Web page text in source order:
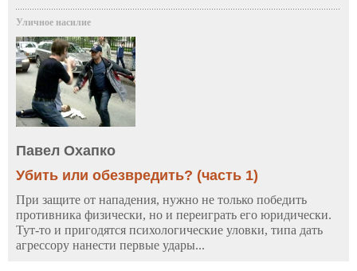
Уличное насилие
Павел Охапко
Убить или обезвредить? (часть 1)
При защите от нападения, нужно не только победить
противника физически, но и переиграть его юридически.
Тут-то и пригодятся психологические уловки, типа дать
агрессору нанести первые удары...